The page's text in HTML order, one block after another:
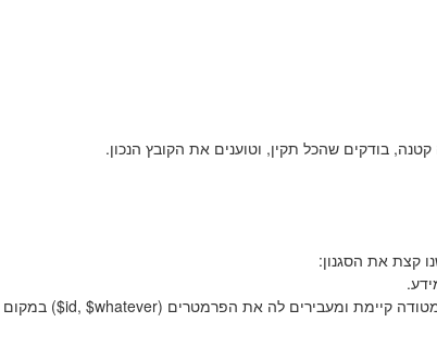
$id, $whatever) במקום